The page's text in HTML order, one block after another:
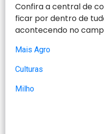
Confira a central de
ficar por dentro de
acontecendo no
Mais Agro
Culturas
Milho